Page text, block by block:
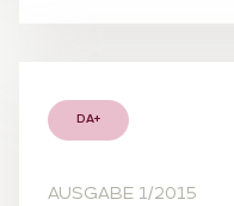
DA+
AUSGABE 1/2015